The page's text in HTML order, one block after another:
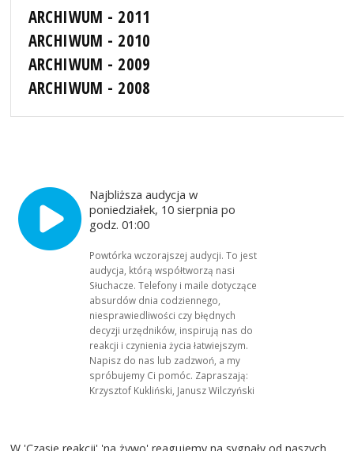
ARCHIWUM - 2011
ARCHIWUM - 2010
ARCHIWUM - 2009
ARCHIWUM - 2008
Najbliższa audycja w
poniedziałek, 10 sierpnia po
godz. 01:00
Powtórka wczorajszej audycji. To jest
audycja, którą współtworzą nasi
Słuchacze. Telefony i maile dotyczące
absurdów dnia codziennego,
niesprawiedliwości czy błędnych
decyzji urzędników, inspirują nas do
reakcji i czynienia życia łatwiejszym.
Napisz do nas lub zadzwoń, a my
spróbujemy Ci pomóc. Zapraszają:
Krzysztof Kukliński, Janusz Wilczyński